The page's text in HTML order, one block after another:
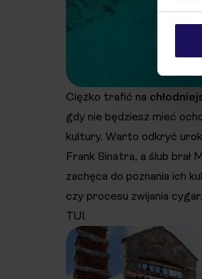
Ciężko trafić na
gdy nie będziesz mieć
kultury. Warto odkryć
Frank Sinatra, a ślub brał
zachęca do poznania ich
czy procesu zwijania
TUI.